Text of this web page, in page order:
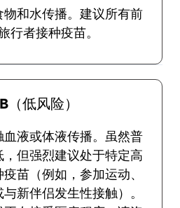
和水传播。建议所有前
行者接种疫苗。
（低风险）
液或体液传播。虽然普
但强烈建议处于特定高
苗（例如，参加运动、
新伴侣发生性接触）。